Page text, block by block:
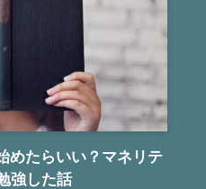
めたらいい？マネリテ
強した話